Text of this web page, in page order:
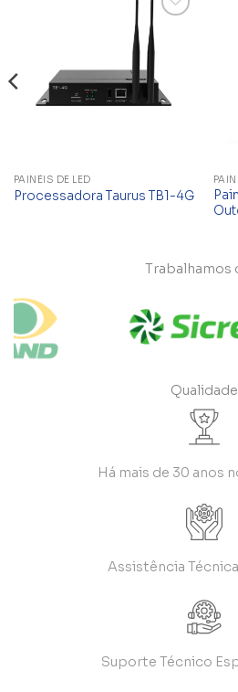
Add to
wishlist
PAINÉIS DE LED
Processadora Taurus TB1-4G
Trabalhamos
Qualidade
Há mais de 30 anos
Assistência
Suporte Técnico